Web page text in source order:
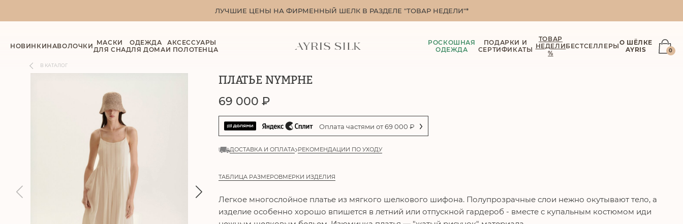
ЛУЧШИЕ ЦЕНЫ НА ФИРМЕННЫЙ ШЕЛК В РАЗДЕЛЕ "ТОВАР НЕДЕЛИ"*
НОВИНКИНАВОЛОЧКИ МАСКИ
ДЛЯ СНА
ОДЕЖДА
ДЛЯ ДОМА
АКСЕССУАРЫ
И ПОЛОТЕНЦА
РОСКОШНАЯ
ОДЕЖДА
ПОДАРКИ И
СЕРТИФИКАТЫ
ТОВАР
НЕДЕЛИ
%
БЕСТСЕЛЛЕРЫО ШЁЛКЕ
AYRIS
0
В КАТАЛОГ
ПЛАТЬЕ NYMPHE
69 000 ₽
Оплата частями от69 000 ₽
ДОСТАВКА И ОПЛАТА РЕКОМЕНДАЦИИ ПО УХОДУ
ТАБЛИЦА РАЗМЕРОВМЕРКИ ИЗДЕЛИЯ
Легкое многослойное платье из мягкого шелкового шифона. Полупрозрачные слои нежно окутывают тело, а
изделие особенно хорошо впишется в летний или отпускной гардероб - вместе с купальным костюмом иди